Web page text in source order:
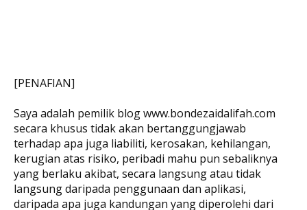
[PENAFIAN]
Saya adalah pemilik blog www.bondezaidalifah.com
secara khusus tidak akan bertanggungjawab
terhadap apa juga liabiliti, kerosakan, kehilangan,
kerugian atas risiko, peribadi mahu pun sebaliknya
yang berlaku akibat, secara langsung atau tidak
langsung daripada penggunaan dan aplikasi,
daripada apa juga kandungan yang diperolehi dari